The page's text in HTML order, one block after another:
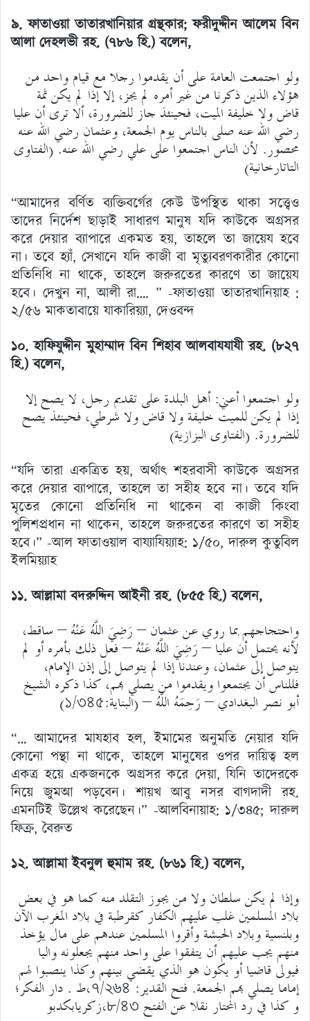
৯. ফাতাওয়া তাতারখানিয়ার গ্রন্থকার;ফরীদুদ্দীন আলেম বিন
আলা দেহলভী রহ. (৭৮৬ হি.)বলেন,
ولو اجتمعت العامة على أن يقدموا رجلا مع قيام واحد من
هؤلاء الذين ذكرنا من غير أمره لم يجز، إلا إذا لم يكن ثمة
قاض ولا خليفة الميت، فحينئذ جاز للضرورة، ألا ترى أن عليا
رضي الله عنه صلى بالناس يوم الجمعة، وعثمان رضي الله عنه
محصور. لأن الناس اجتمعوا على علي رضي الله عنه. (الفتاوى
التاتارخانية)
“আমাদের বর্ণিত ব্যক্তিবর্গের কেউ উপস্থিত থাকা সত্ত্বেও
তাদের নির্দেশ ছাড়াই সাধারণ মানুষ যদি কাউকে অগ্রসর
করে দেয়ার ব্যাপারে একমত হয়, তাহলে তা জায়েয হবে
না। তবে হ্যাঁ, সেখানে যদি কাজী বা মৃত্যুবরণকারীর কোনো
প্রতিনিধি না থাকে, তাহলে জরুরতের কারণে তা জায়েয
হবে। দেখুন না, আলী রা…. ” -ফাতাওয়া তাতারখানিয়াহ :
২/৫৬ মাকতাবায়ে যাকারিয়্যা, দেওবন্দ
১০. হাফিযুদ্দীন মুহাম্মাদ বিন শিহাব আলবাযযাযী রহ. (৮২৭
হি.) বলেন,
ولو اجتمعوا أعني: أهل البلدة على تقديم رجل، لا يصح إلا
إذا لم يكن للميت خليفة ولا قاض ولا شرطي، فحينئذ يصح
للضرورة. (الفتاوى البزازية)
“যদি তারা একত্রিত হয়, অর্থাৎ শহরবাসী কাউকে অগ্রসর
করে দেয়ার ব্যাপারে, তাহলে তা সহীহ হবে না। তবে যদি
মৃতের কোনো প্রতিনিধি না থাকেন বা কাজী কিংবা
পুলিশপ্রধান না থাকেন, তাহলে জরুরতের কারণে তা সহীহ
হবে।” -আল ফাতাওয়াল বায্যাযিয়্যাহ: ১/৫০, দারুল কুতুবিল
ইলমিয়্যাহ
১১. আল্লামা বদরুদ্দিন আইনী রহ. (৮৫৫ হি.)বলেন,
واحتجاجهم بما روي عن عثمان – رَضِيَ اللَّهُ عَنْهُ – ساقط،
لأنه يحتمل أن عليا – رَضِيَ اللَّهُ عَنْهُ – فعل ذلك بأمره أو لم
يتوصل إلى عثمان، وعندنا إذا لم يتوصل إلى إذن الإمام،
فللناس أن يجتمعوا ويقدموا من يصلي بهم، كذا ذكره الشيخ
أبو نصر البغدادي – رَحِمَهُ اللَّهُ – (البناية:১/৩৪৫)
“… আমাদের মাযহাব হল, ইমামের অনুমতি নেয়ার যদি
কোনো পন্থা না থাকে, তাহলে মানুষের ওপর দায়িত্ব হল
একত্র হয়ে একজনকে অগ্রসর করে দেয়া, যিনি তাদেরকে
নিয়ে জুমআ পড়বেন। শায়খ আবু নসর বাগদাদী রহ.
এমনটিই উল্লেখ করেছেন।” -আলবিনায়াহ: ১/৩৪৫; দারুল
ফিক্র, বৈরুত
১২. আল্লামা ইবনুল হুমাম রহ. (৮৬১ হি.)বলেন,
وإذا لم يكن سلطان ولا من يجوز التقلد منه كما هو في بعض
بلاد المسلمين غلب عليهم الكفار كقرطبة في بلاد المغرب الآن
وبلنسية وبلاد الحبشة وأقروا المسلمين عندهم على مال يؤخذ
منهم يجب عليهم أن يتفقوا على واحد منهم يجعلونه واليا
فيولى قاضيا أو يكون هو الذي يقضي بينهم وكذا ينصبوا لهم
إماما يصلي بهم الجمعة. فتح القدير: ৭/২৬৪،ط . دار الفكر؛
و كذا في رد المحتار نقلا عن الفتح ৮/৪৩،زكريابكدبو